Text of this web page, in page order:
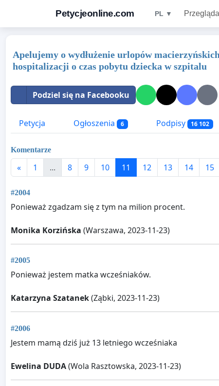
Petycjeonline.com PL ▼
Apelujemy o wydłużenie urlopów
hospitalizacji o czas pobytu dziecka w szpitalu
Podziel się na Facebooku
Petycja Ogłoszenia 6 Podpisy 16 102
Komentarze
« 1 ... 8 9 10 11 12 13 14 15
#2004
Ponieważ zgadzam się z tym na milion procent.
Monika Korzińska (Warszawa, 2023-11-23)
#2005
Ponieważ jestem matka wcześniaków.
Katarzyna Szatanek(Ząbki, 2023-11-23)
#2006
Jestem mamą dziś już 13 letniego wcześniaka
Ewelina DUDA(Wola Rasztowska, 2023-11-23)